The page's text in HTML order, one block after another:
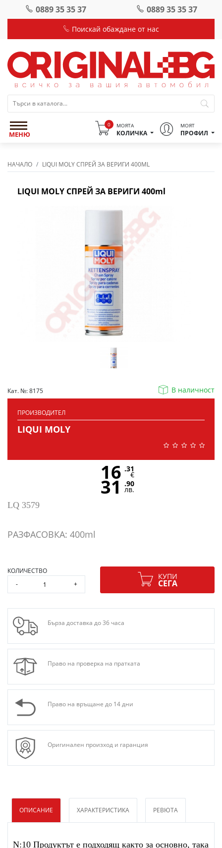
0889 35 35 37 0889 35 35 37
Поискай обаждане от нас
МЕНЮ
0 МОЯТА
КОЛИЧКА
МОЯТ
ПРОФИЛ
НАЧАЛО LIQUI MOLY СПРЕЙ ЗА ВЕРИГИ 400ML
LIQUI MOLY СПРЕЙ ЗА ВЕРИГИ 400ml
Кат. №: 8175 В наличност
ПРОИЗВОДИТЕЛ
LIQUI MOLY
LQ 3579
РАЗФАСОВКА: 400ml
16 .31
€
31 .90
лв.
КОЛИЧЕСТВО
-
+
КУПИ
СЕГА
Бърза доставка до 36 часа
Право на проверка на пратката
Право на връщане до 14 дни
Оригинален произход и гаранция
ОПИСАНИЕ ХАРАКТЕРИСТИКА РЕВЮТА
N:10 Продуктът е подходящ както за основно, така